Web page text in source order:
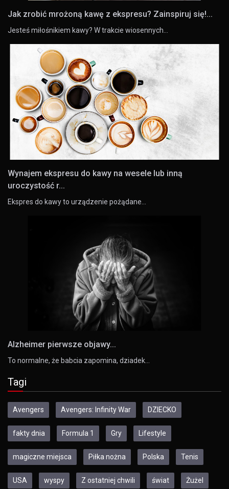
Jak zrobić mrożoną kawę z ekspresu? Zainspiruj się!...
Jesteś miłośnikiem kawy? W trakcie wiosennych…
Wynajem ekspresu do kawy na wesele lub inną
uroczystość r...
Ekspres do kawy to urządzenie pożądane…
Alzheimer pierwsze objawy...
To normalne, że babcia zapomina, dziadek…
Tagi
Avengers Avengers: Infinity War DZIECKO
fakty dnia Formula 1 Gry Lifestyle
magiczne miejsca Piłka nożna Polska Tenis
USA wyspy Z ostatniej chwili świat Żużel